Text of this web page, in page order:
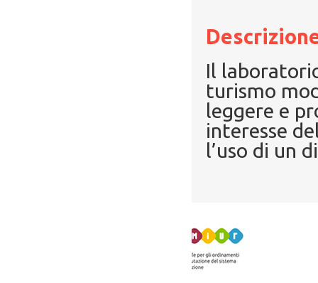
Il
turismo
leggere e
interesse
l’uso di un